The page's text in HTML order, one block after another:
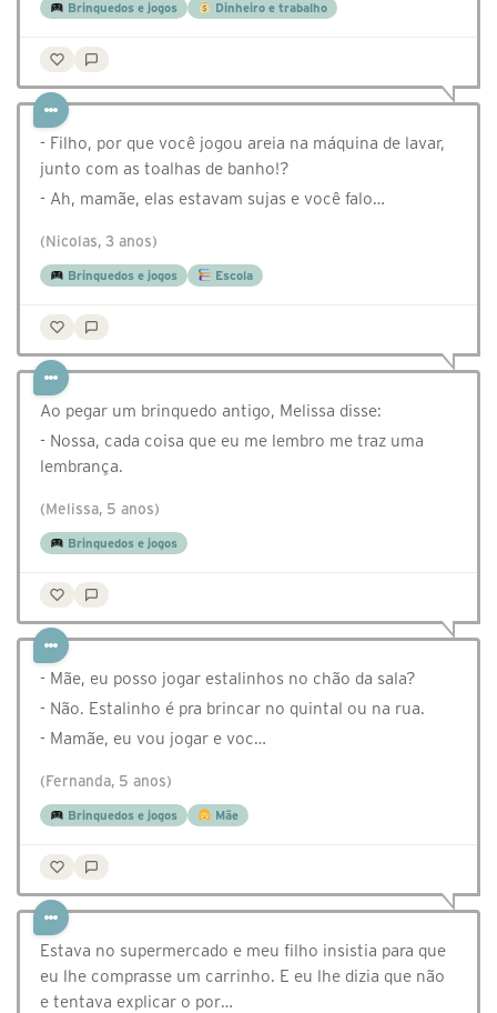
Brinquedos e jogos Dinheiro e trabalho
- Filho, por que você jogou areia na máquina de lavar,
junto com as toalhas de banho!?
- Ah, mamãe, elas estavam sujas e você falo…
(Nicolas, 3 anos)
Brinquedos e jogos Escola
Ao pegar um brinquedo antigo, Melissa disse:
- Nossa, cada coisa que eu me lembro me traz uma
lembrança.
(Melissa, 5 anos)
Brinquedos e jogos
- Mãe, eu posso jogar estalinhos no chão da sala?
- Não. Estalinho é pra brincar no quintal ou na rua.
- Mamãe, eu vou jogar e voc…
(Fernanda, 5 anos)
Brinquedos e jogos Mãe
Estava no supermercado e meu filho insistia para que
eu lhe comprasse um carrinho. E eu lhe dizia que não
e tentava explicar o por…